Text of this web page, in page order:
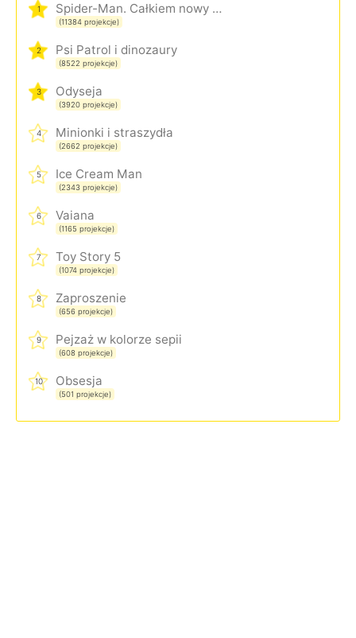
1 Spider-Man. Całkiem nowy dzień
(11384 projekcje)
2 Psi Patrol i dinozaury
(8522 projekcje)
3 Odyseja
(3920 projekcje)
4 Minionki i straszydła
(2662 projekcje)
5 Ice Cream Man
(2343 projekcje)
6 Vaiana
(1165 projekcje)
7 Toy Story 5
(1074 projekcje)
8 Zaproszenie
(656 projekcje)
9 Pejzaż w kolorze sepii
(608 projekcje)
10 Obsesja
(501 projekcje)